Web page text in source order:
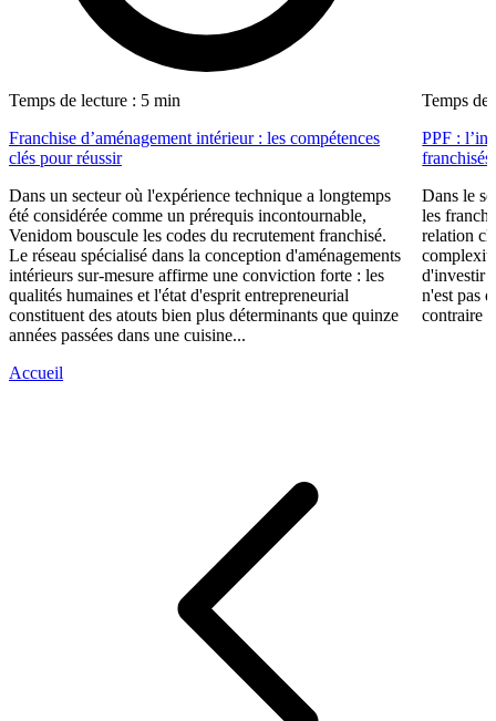
Temps de lecture : 5 min
Franchise d’aménagement intérieur : les compétences
clés pour réussir
Dans un secteur où l'expérience technique a longtemps
été considérée comme un prérequis incontournable,
Venidom bouscule les codes du recrutement franchisé.
Le réseau spécialisé dans la conception d'aménagements
intérieurs sur-mesure affirme une conviction forte : les
qualités humaines et l'état d'esprit entrepreneurial
constituent des atouts bien plus déterminants que quinze
années passées dans une cuisine...
Temps de
PPF :
franchisés
Dans le
les
relation
d'investir
n'est pas
contraire
Accueil